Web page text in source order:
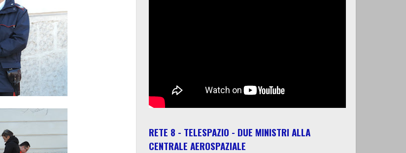
RETE 8 - TELESPAZIO - DUE MINISTRI ALLA
CENTRALE AEROSPAZIALE